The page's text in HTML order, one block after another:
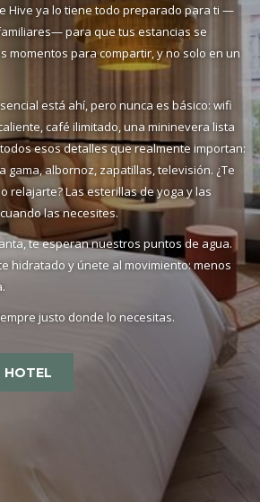
Hive ya lo tiene todo preparado para ti —
para que tus estancias se
momentos para compartir, y no solo en un
está ahí, pero nunca es básico: wifi
café ilimitado, una mininevera lista
esos detalles que realmente importan:
gama, albornoz, zapatillas, televisión. ¿Te
relajarte? Las esterillas de yoga y las
las necesites.
te esperan nuestros puntos de agua.
hidratado y únete al movimiento: menos
justo donde lo necesitas.
HOTEL